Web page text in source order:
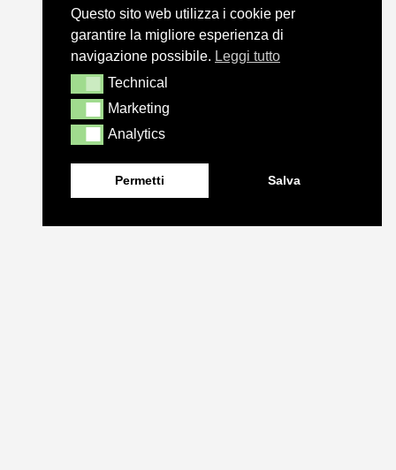
Questo sito web utilizza i cookie per
garantire la migliore esperienza di
navigazione possibile. Leggi tutto
TechnicalTechnical
MarketingMarketing
AnalyticsAnalytics
Permetti Salva